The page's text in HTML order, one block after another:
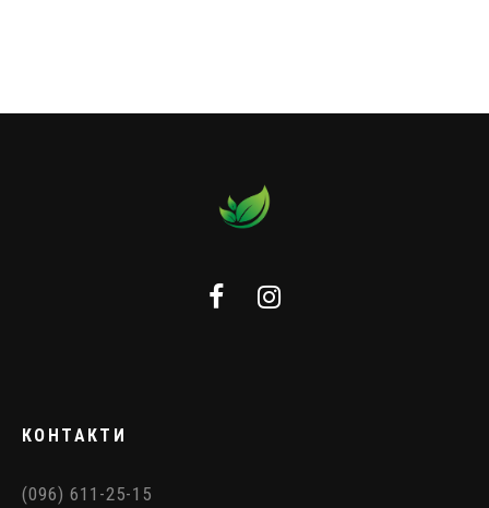
КОНТАКТИ
(096) 611-25-15